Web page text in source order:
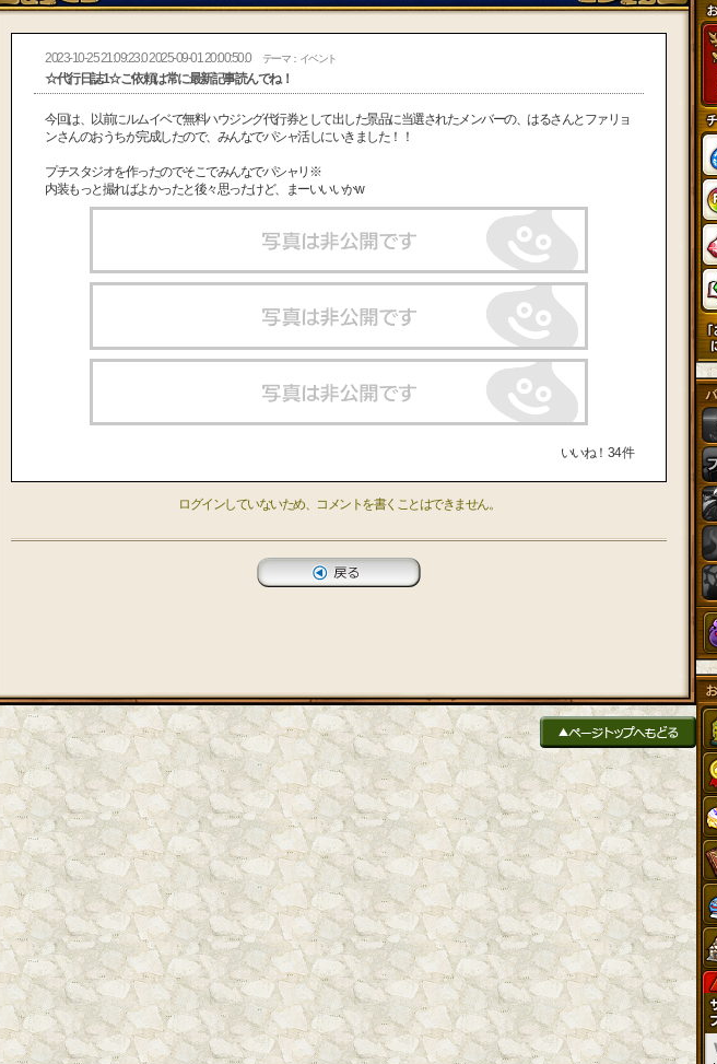
2023-10-25 21:09:23.0 2025-09-01 20:00:50.0 テーマ：イベント
☆代行日誌1☆ご依頼は常に最新記事読んでね！
今回は、以前にルムイベで無料ハウジング代行券として出した景品に当選されたメンバーの、はるさんとファリョ
ンさんのおうちが完成したので、みんなでパシャ活しにいきました！！
プチスタジオを作ったのでそこでみんなでパシャリ※
内装もっと撮ればよかったと後々思ったけど、まーいいいかw
いいね！ 34件
ログインしていないため、コメントを書くことはできません。